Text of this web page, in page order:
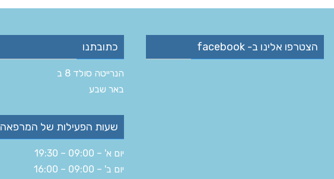
הצטרפו אלינו ב- facebook כתובתנו
הנרייטה סולד 8 ב‏
‏באר שבע‏
שעות הפעילות של המרפאה
יום א' – 09:00 – 19:30
יום ב' – 09:00 – 16:00